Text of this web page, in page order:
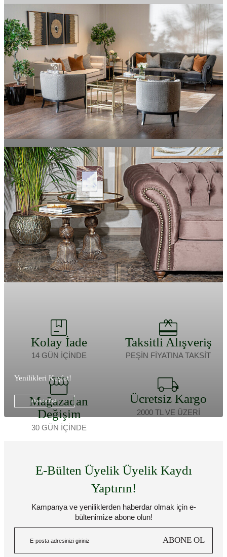
Stil Önerileri
İncele
Fırsat Ürünleri
Alışverişe Başla
Yenilikleri Keşfet!
Alışverişe Başla
Kolay İade
14 GÜN İÇİNDE
Taksitli Alışveriş
PEŞİN FİYATINA TAKSİT
Mağazadan
Değişim
30 GÜN İÇİNDE
Ücretsiz Kargo
2000 TL VE ÜZERİ
E-Bülten Üyelik Üyelik Kaydı
Yaptırın!
Kampanya ve yeniliklerden haberdar olmak için e-
bültenimize abone olun!
ABONE OL